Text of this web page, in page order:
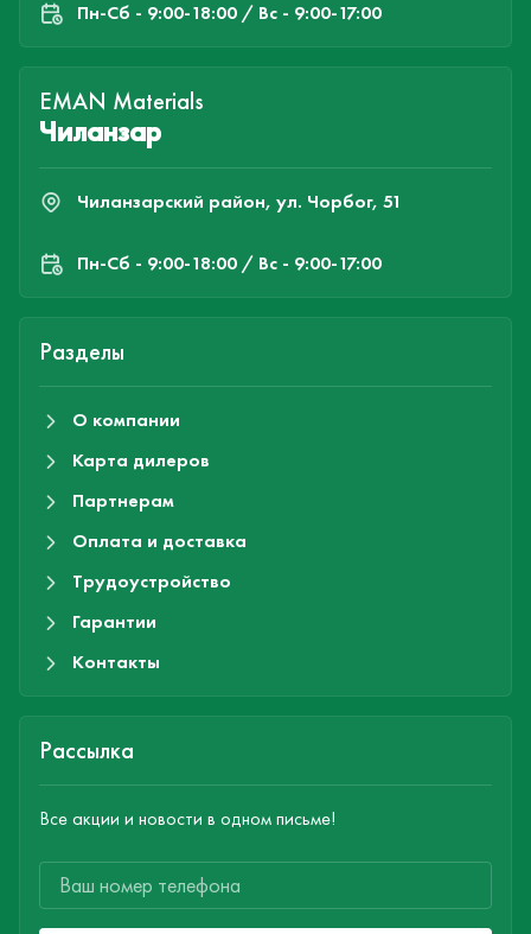
Пн-Cб - 9:00-18:00 / Вс - 9:00-17:00
EMAN Materials
Чиланзар
Чиланзарский район, ул. Чорбог, 51
Пн-Cб - 9:00-18:00 / Вс - 9:00-17:00
Разделы
О компании
Карта дилеров
Партнерам
Оплата и доставка
Трудоустройство
Гарантии
Контакты
Рассылка
Все акции и новости в одном письме!